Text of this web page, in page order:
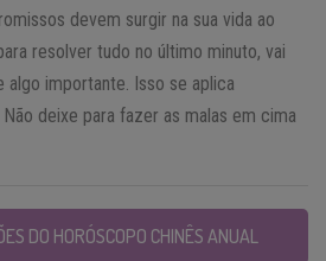
devem surgir na sua vida ao
resolver tudo no último minuto, vai
algo importante. Isso se aplica
deixe para fazer as malas em cima
DO HORÓSCOPO CHINÊS ANUAL